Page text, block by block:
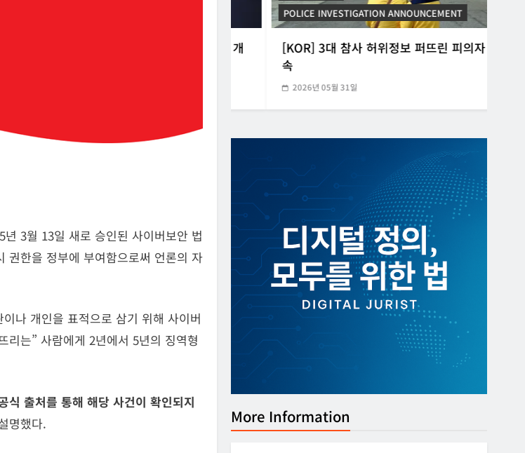
3월 13일 새로 승인된 사이버보안 법
권한을 정부에 부여함으로써 언론의 자
나 개인을 표적으로 삼기 위해 사이버
리는” 사람에게 2년에서 5년의 징역형
식 출처를 통해 해당 사건이 확인되지
명했다.
POLICE INVESTIGATION ANNOUNCEMENT
[KOR] 3대 참사 허위정보 퍼뜨린 피의자 구
2026년 05월 31일
More Information